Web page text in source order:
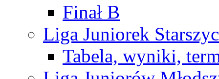
Finał B
Liga Juniorek
Tabela, wyniki,